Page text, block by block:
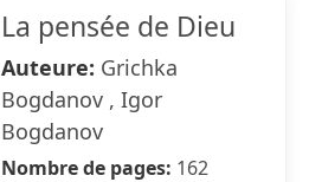
La pensée de Dieu
Auteure: Grichka
Bogdanov , Igor
Bogdanov
Nombre de pages: 162